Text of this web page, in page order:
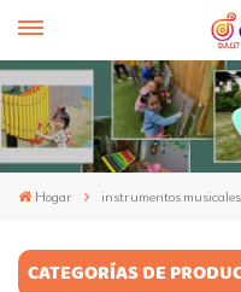
Hogar instrumentos
CATEGORÍAS DE